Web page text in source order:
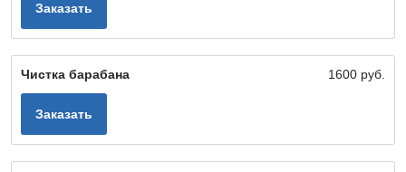
Заказать
Чистка барабана 1600 руб.
Заказать